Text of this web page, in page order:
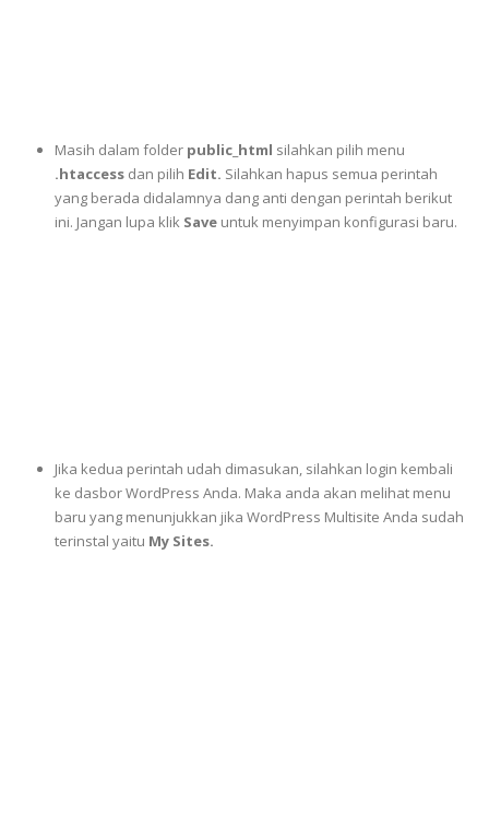
Masih dalam folder public_html silahkan pilih menu
.htaccessdan pilih Edit. Silahkan hapus semua perintah
yang berada didalamnya dang anti dengan perintah berikut
ini. Jangan lupa klik Save untuk menyimpan konfigurasi baru.
Jika kedua perintah udah dimasukan, silahkan login kembali
ke dasbor WordPress Anda. Maka anda akan melihat menu
baru yang menunjukkan jika WordPress Multisite Anda sudah
terinstal yaitu My Sites.